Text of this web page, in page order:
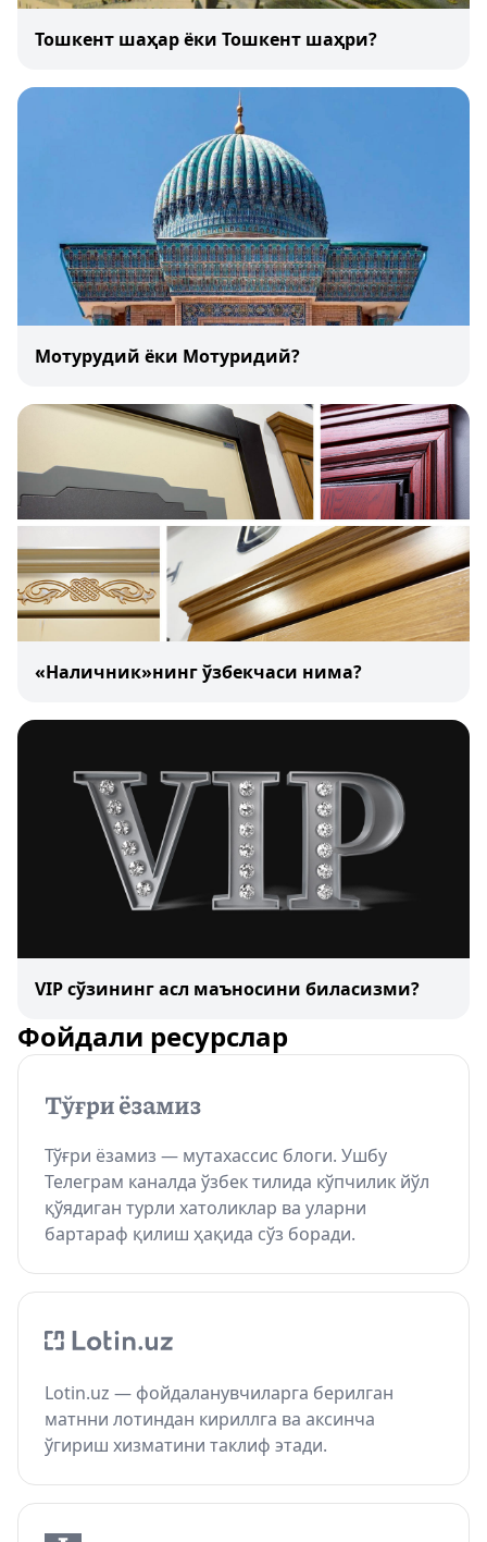
Тошкент шаҳар ёки Тошкент шаҳри?
Мотурудий ёки Мотуридий?
«Наличник»нинг ўзбекчаси нима?
VIP сўзининг асл маъносини биласизми?
Фойдали ресурслар
Тўғри ёзамиз — мутахассис блоги. Ушбу
Телеграм каналда ўзбек тилида кўпчилик йўл
қўядиган турли хатоликлар ва уларни
бартараф қилиш ҳақида сўз боради.
Lotin.uz — фойдаланувчиларга берилган
матнни лотиндан кириллга ва аксинча
ўгириш хизматини таклиф этади.